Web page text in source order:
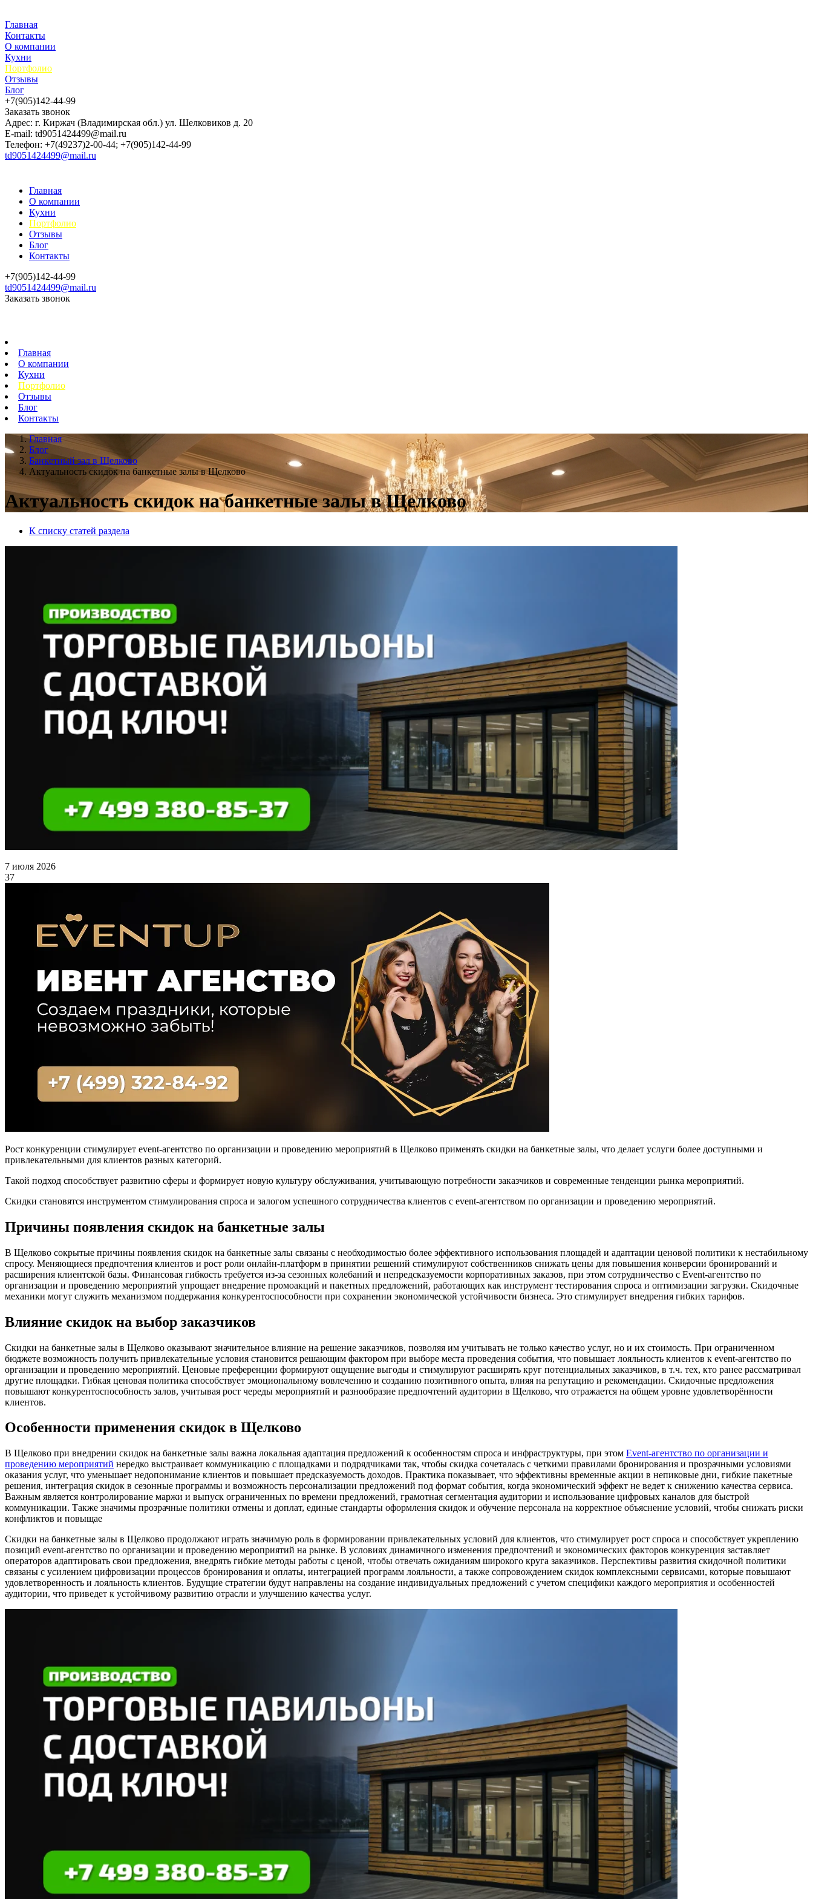
Главная
Контакты
О компании
Кухни
Портфолио
Отзывы
Блог
+7(905)142-44-99
Заказать звонок
Адрес: г. Киржач (Владимирская обл.) ул. Шелковиков д. 20
E-mail: td9051424499@mail.ru
Телефон: +7(49237)2-00-44; +7(905)142-44-99
td9051424499@mail.ru
Главная
О компании
Кухни
Портфолио
Отзывы
Блог
Контакты
+7(905)142-44-99
td9051424499@mail.ru
Заказать звонок
Главная
О компании
Кухни
Портфолио
Отзывы
Блог
Контакты
Главная
Блог
Банкетный зал в Щелково
Актуальность скидок на банкетные залы в Щелково
Актуальность скидок на банкетные залы в Щелково
К списку статей раздела
7 июля 2026
37
Рост конкуренции стимулирует event-агентство по организации и проведению мероприятий в Щелково применять скидки на банкетные залы, что делает услуги более доступными и
привлекательными для клиентов разных категорий.
Такой подход способствует развитию сферы и формирует новую культуру обслуживания, учитывающую потребности заказчиков и современные тенденции рынка мероприятий.
Скидки становятся инструментом стимулирования спроса и залогом успешного сотрудничества клиентов с event-агентством по организации и проведению мероприятий.
Причины появления скидок на банкетные залы
В Щелково сокрытые причины появления скидок на банкетные залы связаны с необходимостью более эффективного использования площадей и адаптации ценовой политики к нестабильному
спросу. Меняющиеся предпочтения клиентов и рост роли онлайн-платформ в принятии решений стимулируют собственников снижать цены для повышения конверсии бронирований и
расширения клиентской базы. Финансовая гибкость требуется из-за сезонных колебаний и непредсказуемости корпоративных заказов, при этом сотрудничество с Event-агентство по
организации и проведению мероприятий упрощает внедрение промоакций и пакетных предложений, работающих как инструмент тестирования спроса и оптимизации загрузки. Скидочные
механики могут служить механизмом поддержания конкурентоспособности при сохранении экономической устойчивости бизнеса. Это стимулирует внедрения гибких тарифов.
Влияние скидок на выбор заказчиков
Скидки на банкетные залы в Щелково оказывают значительное влияние на решение заказчиков, позволяя им учитывать не только качество услуг, но и их стоимость. При ограниченном
бюджете возможность получить привлекательные условия становится решающим фактором при выборе места проведения события, что повышает лояльность клиентов к event-агентство по
организации и проведению мероприятий. Ценовые преференции формируют ощущение выгоды и стимулируют расширять круг потенциальных заказчиков, в т.ч. тех, кто ранее рассматривал
другие площадки. Гибкая ценовая политика способствует эмоциональному вовлечению и созданию позитивного опыта, влияя на репутацию и рекомендации. Скидочные предложения
повышают конкурентоспособность залов, учитывая рост череды мероприятий и разнообразие предпочтений аудитории в Щелково, что отражается на общем уровне удовлетворённости
клиентов.
Особенности применения скидок в Щелково
В Щелково при внедрении скидок на банкетные залы важна локальная адаптация предложений к особенностям спроса и инфраструктуры, при этом Event-агентство по организации и
проведению мероприятий нередко выстраивает коммуникацию с площадками и подрядчиками так, чтобы скидка сочеталась с четкими правилами бронирования и прозрачными условиями
оказания услуг, что уменьшает недопонимание клиентов и повышает предсказуемость доходов. Практика показывает, что эффективны временные акции в непиковые дни, гибкие пакетные
решения, интеграция скидок в сезонные программы и возможность персонализации предложений под формат события, когда экономический эффект не ведет к снижению качества сервиса.
Важным является контролирование маржи и выпуск ограниченных по времени предложений, грамотная сегментация аудитории и использование цифровых каналов для быстрой
коммуникации. Также значимы прозрачные политики отмены и доплат, единые стандарты оформления скидок и обучение персонала на корректное объяснение условий, чтобы снижать риски
конфликтов и повыщае
Скидки на банкетные залы в Щелково продолжают играть значимую роль в формировании привлекательных условий для клиентов, что стимулирует рост спроса и способствует укреплению
позиций event-агентство по организации и проведению мероприятий на рынке. В условиях динамичного изменения предпочтений и экономических факторов конкуренция заставляет
операторов адаптировать свои предложения, внедрять гибкие методы работы с ценой, чтобы отвечать ожиданиям широкого круга заказчиков. Перспективы развития скидочной политики
связаны с усилением цифровизации процессов бронирования и оплаты, интеграцией программ лояльности, а также сопровождением скидок комплексными сервисами, которые повышают
удовлетворенность и лояльность клиентов. Будущие стратегии будут направлены на создание индивидуальных предложений с учетом специфики каждого мероприятия и особенностей
аудитории, что приведет к устойчивому развитию отрасли и улучшению качества услуг.